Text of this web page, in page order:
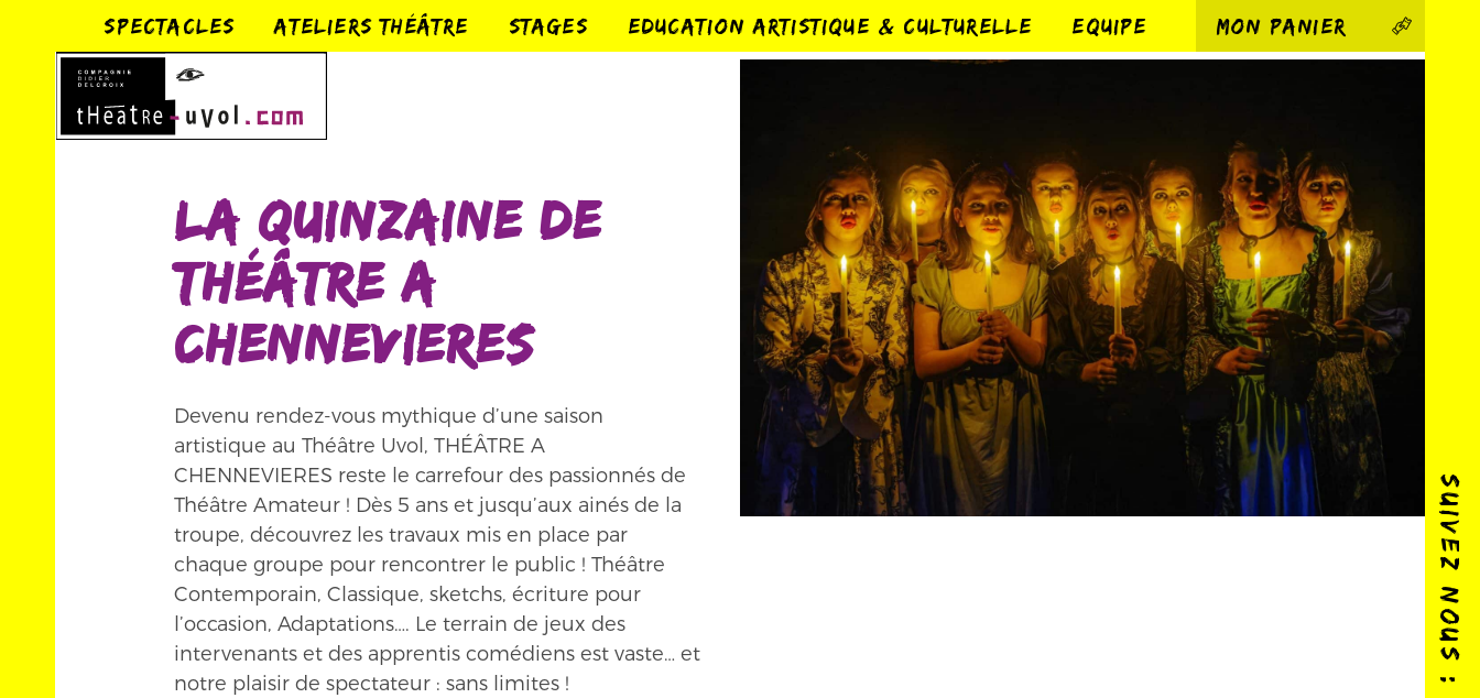
SUIVEZ NOUS :
SPECTACLES ATELIERS THÉÂTRE STAGES EDUCATION ARTISTIQUE & CULTURELLE EQUIPE MON PANIER
LA QUINZAINE DE
THÉÂTRE A
CHENNEVIERES
Devenu rendez-vous mythique d’une saison
artistique au Théâtre Uvol, THÉÂTRE A
CHENNEVIERES reste le carrefour des passionnés de
Théâtre Amateur ! Dès 5 ans et jusqu’aux ainés de la
troupe, découvrez les travaux mis en place par
chaque groupe pour rencontrer le public ! Théâtre
Contemporain, Classique, sketchs, écriture pour
l’occasion, Adaptations…. Le terrain de jeux des
intervenants et des apprentis comédiens est vaste… et
notre plaisir de spectateur : sans limites !